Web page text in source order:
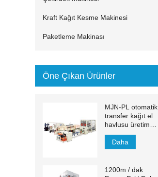
Kraft Kağıt Kesme Makinesi
Paketleme Makinası
Öne Çıkan Ürünler
MJN-PL otomatik
transfer kağıt el
havlusu üretim
hattı
Daha
1200m / dak